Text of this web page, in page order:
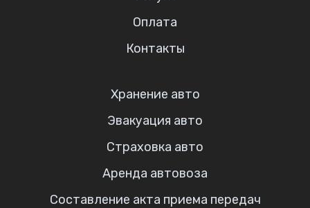
Оплата
Контакты
Хранение авто
Эвакуация авто
Страховка авто
Аренда автовоза
Составление акта приема передач